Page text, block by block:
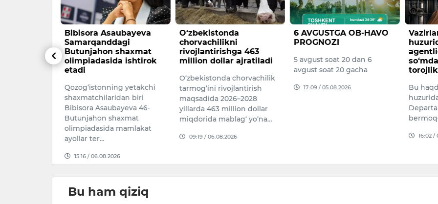
Bibisora Asaubayeva
Samarqanddagi
Butunjahon shaxmat
olimpiadasida ishtirok
etadi
Qozog‘istonning yetakchi
shaxmatchilaridan biri
Bibisora Asaubayeva 46-
Butunjahon shaxmat
olimpiadasida mamlakat
ayollar ter…
15:16 / 06.08.2026
O‘zbekistonda
chorvachilikni
rivojlantirishga 463
million dollar ajratiladi
O‘zbekistonda chorvachilik
tarmog‘ini rivojlantirish
maqsadida 2026–2028
yillarda 463 million dollar
miqdorida mablag‘ yo‘na…
09:19 / 06.08.2026
6 AVGUSTGA OB-HAVO
PROGNOZI
5 avgust soat 20 dan 6
avgust soat 20 gacha
17:09 / 05.08.2026
Bu
16:02 /
Bu ham qiziq